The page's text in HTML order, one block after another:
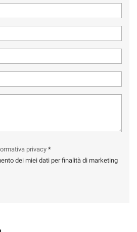
privacy *
dei miei dati per finalità di marketing